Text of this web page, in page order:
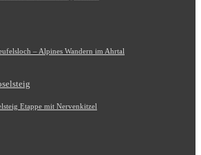
– Alpines Wandern im Ahrtal
Etappe mit Nervenkitzel